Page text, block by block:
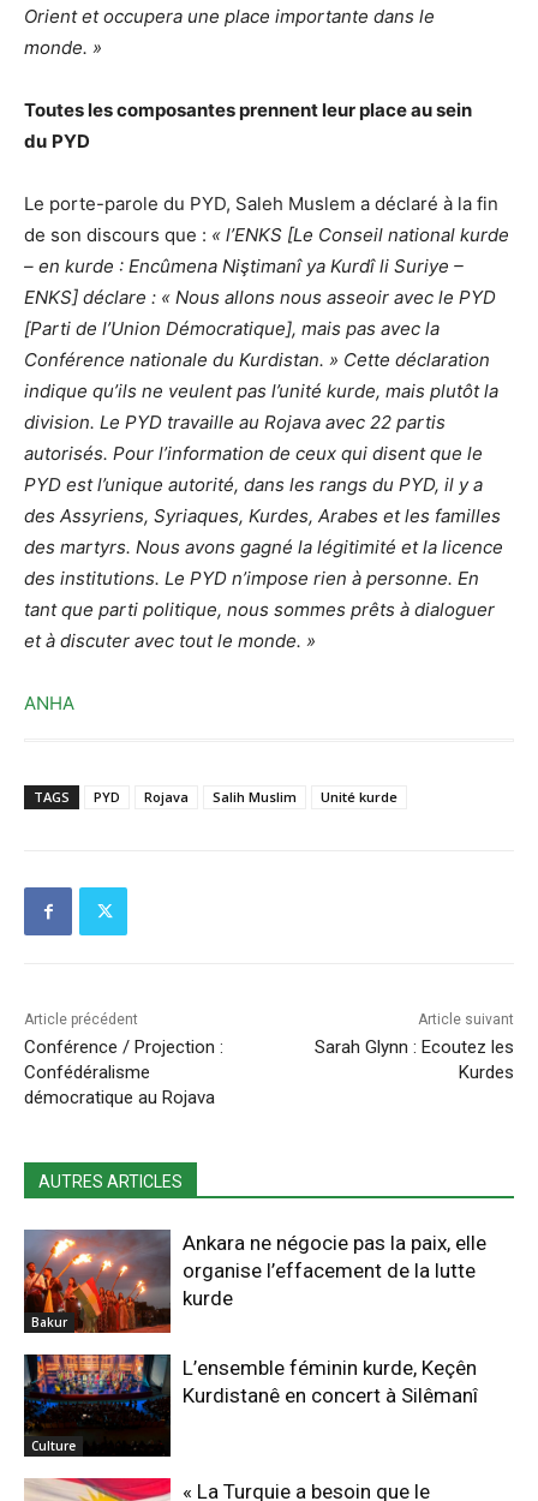
Orient et occupera une place importante dans le
monde. »
Toutes les composantes prennent leur place au sein
du PYD
Le porte-parole du PYD, Saleh Muslem a déclaré à la fin
de son discours que : « l’ENKS [Le Conseil national kurde
– en kurde : Encûmena Niştimanî ya Kurdî li Suriye –
ENKS] déclare : « Nous allons nous asseoir avec le PYD
[Parti de l’Union Démocratique], mais pas avec la
Conférence nationale du Kurdistan. » Cette déclaration
indique qu’ils ne veulent pas l’unité kurde, mais plutôt la
division. Le PYD travaille au Rojava avec 22 partis
autorisés. Pour l’information de ceux qui disent que le
PYD est l’unique autorité, dans les rangs du PYD, il y a
des Assyriens, Syriaques, Kurdes, Arabes et les familles
des martyrs. Nous avons gagné la légitimité et la licence
des institutions. Le PYD n’impose rien à personne. En
tant que parti politique, nous sommes prêts à dialoguer
et à discuter avec tout le monde. »
ANHA
TAGS PYD Rojava Salih Muslim Unité kurde
Article précédent
Conférence / Projection :
Confédéralisme
démocratique au Rojava
Article suivant
Sarah Glynn : Ecoutez les
Kurdes
AUTRES ARTICLES
Bakur
Ankara ne négocie pas la paix, elle
organise l’effacement de la lutte
kurde
Culture
L’ensemble féminin kurde, Keçên
Kurdistanê en concert à Silêmanî
« La Turquie a besoin que le